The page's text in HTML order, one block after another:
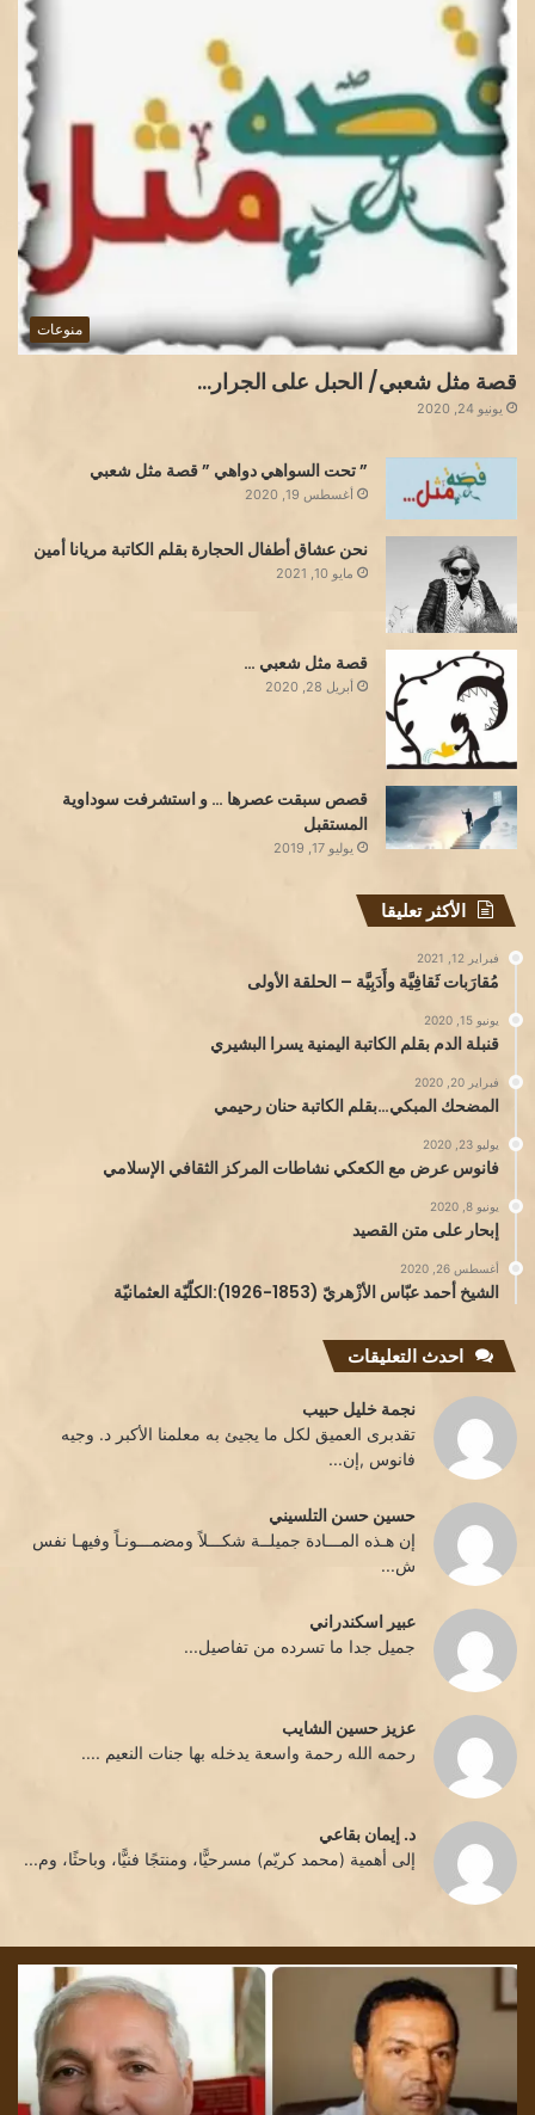
منوعات
قصة مثل شعبي/ الحبل على الجرار…
يونيو 24, 2020
” تحت السواهي دواهي ” قصة مثل شعبي
أغسطس 19, 2020
نحن عشاق أطفال الحجارة بقلم الكاتبة مريانا أمين
مايو 10, 2021
قصة مثل شعبي …
أبريل 28, 2020
قصص سبقت عصرها … و استشرفت سوداوية
المستقبل
يوليو 17, 2019
الأكثر تعليقا
فبراير 12, 2021
مُقارَبات ثَقافِيَّة وأَدَبِيَّة – الحلقة الأولى
يونيو 15, 2020
قنبلة الدم بقلم الكاتبة اليمنية يسرا البشيري
فبراير 20, 2020
المضحك المبكي…بقلم الكاتبة حنان رحيمي
يوليو 23, 2020
فانوس عرض مع الكعكي نشاطات المركز الثقافي الإسلامي
يونيو 8, 2020
إبحار على متن القصيد
أغسطس 26, 2020
الشيخ أحمد عبّاس الأزْهريّ (1853-1926):الكلّيّة العثمانيّة
احدث التعليقات
نجمة خليل حبيب
تقدبرى العميق لكل ما يجيئ به معلمنا الأكبر د. وجيه
فانوس ,إن...
حسين حسن التلسيني
إن هـذه المـــادة جميلــة شكـــلاً ومضمـــونـاً وفيهـا نفس
ش...
عبير اسكندراني
جميل جدا ما تسرده من تفاصيل...
عزيز حسين الشايب
رحمه الله رحمة واسعة يدخله بها جنات النعيم ....
د. إيمان بقاعي
إلى أهمية (محمد كريّم) مسرحيًّا، ومنتجًا فنيًّا، وباحثًا، وم...
كثافة
الترميز
اللغة